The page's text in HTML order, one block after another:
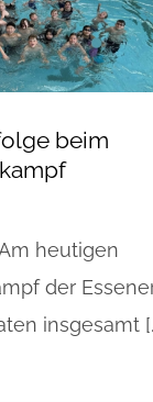
Erfolge beim
Schwimmwettkampf
beim
heutigen
der
insgesamt